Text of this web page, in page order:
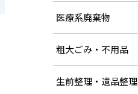
医療系廃棄物
粗大ごみ・不用品
生前整理・遺品整理